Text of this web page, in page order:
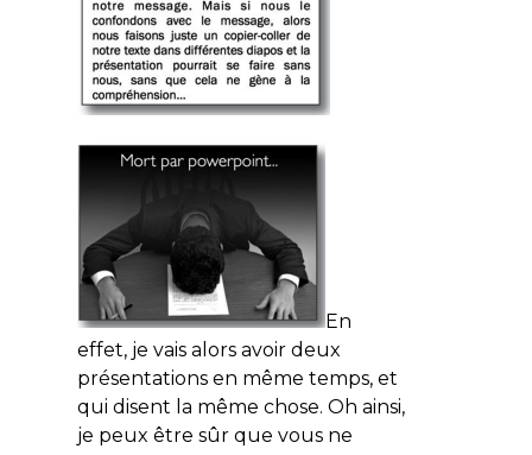
En
effet, je vais alors avoir deux
présentations en même temps, et
qui disent la même chose. Oh ainsi,
je peux être sûr que vous ne